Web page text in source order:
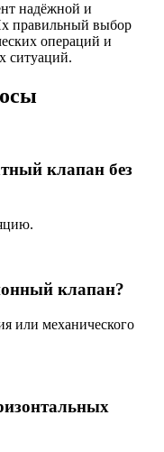
надёжной и
правильный выбор
операций и
ситуаций.
клапан без
клапан?
или механического